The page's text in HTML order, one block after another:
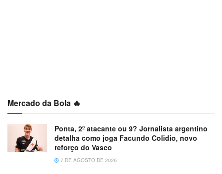
Mercado da Bola 🔥
Ponta, 2º atacante ou 9? Jornalista argentino
detalha como joga Facundo Colidio, novo
reforço do Vasco
7 DE AGOSTO DE 2026